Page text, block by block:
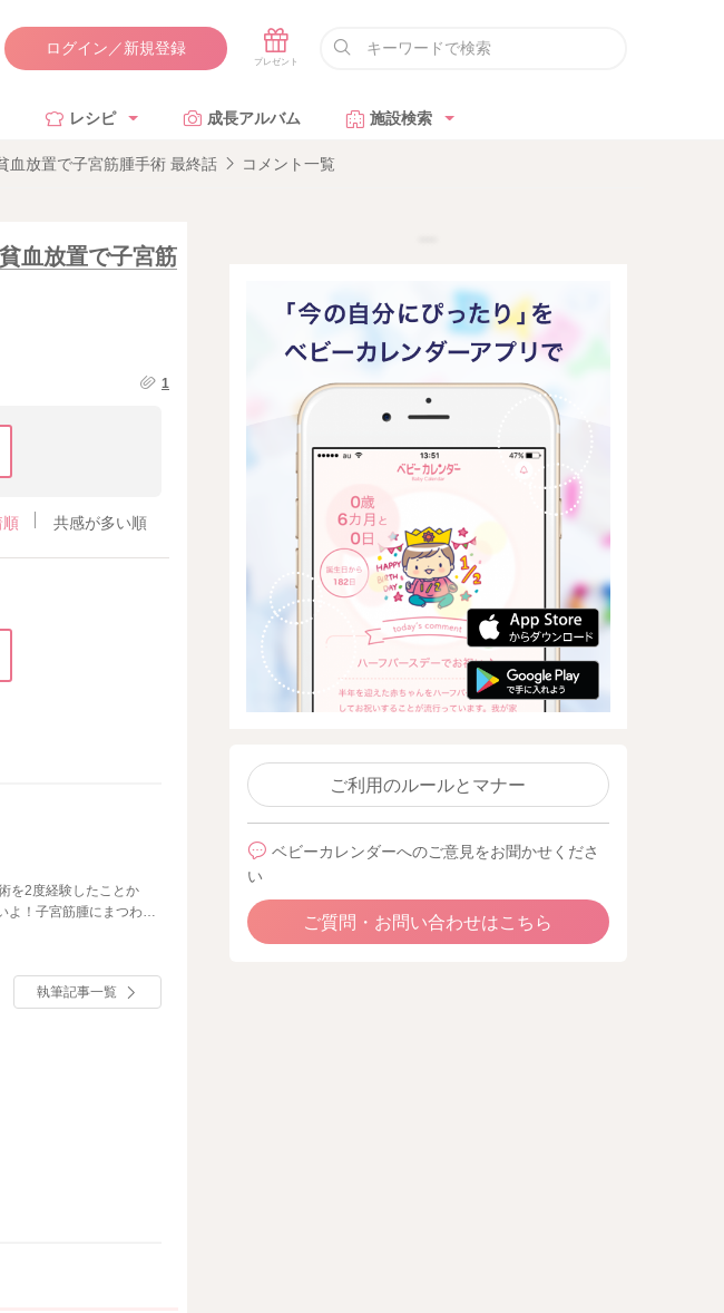
ログイン／新規登録
レシピ 成長アルバム 施設検索
血放置で子宮筋腫手術 最終話 コメント一覧
血放置で子宮筋
1
順 共感が多い順
を2度経験したことか
よ！子宮筋腫にまつわる
執筆記事一覧
ご利用のルールとマナー
ベビーカレンダーへのご意見をお聞かせくださ
い
ご質問・お問い合わせはこちら